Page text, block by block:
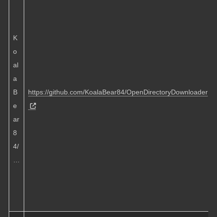
K
o
al
a
B
e
ar
8
4/
https://github.com/KoalaBear84/OpenDirectoryDownloader